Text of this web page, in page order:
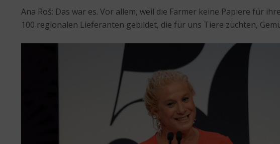
Ana Roš: Das war es. Vor allem, weil die Farmer keine Papiere für
100 regionalen Lieferanten gebildet, die für uns Tiere züchten,